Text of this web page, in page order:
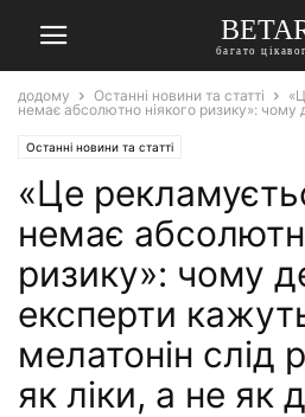
багато
додому Останні новини та статті
немає абсолютно ніякого ризику»: чому
Останні новини та статті
«Це
немає
ризику»: чому
експерти
мелатонін слід
як ліки, а не як